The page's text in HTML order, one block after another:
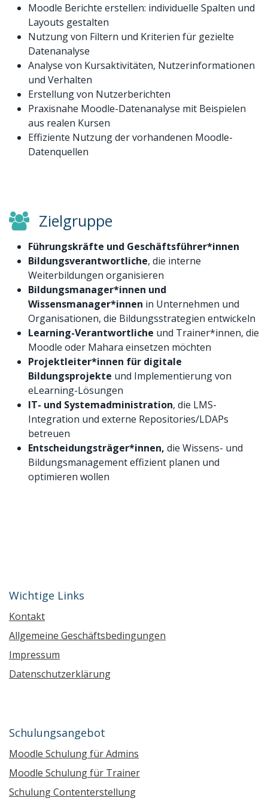
Moodle Berichte erstellen: individuelle Spalten und
Layouts gestalten
Nutzung von Filtern und Kriterien für gezielte
Datenanalyse
Analyse von Kursaktivitäten, Nutzerinformationen
und Verhalten
Erstellung von Nutzerberichten
Praxisnahe Moodle-Datenanalyse mit Beispielen
aus realen Kursen
Effiziente Nutzung der vorhandenen Moodle-
Datenquellen
Zielgruppe
Führungskräfte und Geschäftsführer*innen
Bildungsverantwortliche, die interne
Weiterbildungen organisieren
Bildungsmanager*innen und
Wissensmanager*innen in Unternehmen und
Organisationen, die Bildungsstrategien entwickeln
Learning-Verantwortliche und Trainer*innen, die
Moodle oder Mahara einsetzen möchten
Projektleiter*innen für digitale
Bildungsprojekte und Implementierung von
eLearning-Lösungen
IT- und Systemadministration, die LMS-
Integration und externe Repositories/LDAPs
betreuen
Entscheidungsträger*innen, die Wissens- und
Bildungsmanagement effizient planen und
optimieren wollen
Wichtige Links
Kontakt
Allgemeine Geschäftsbedingungen
Impressum
Datenschutzerklärung
Schulungsangebot
Moodle Schulung für Admins
Moodle Schulung für Trainer
Schulung Contenterstellung